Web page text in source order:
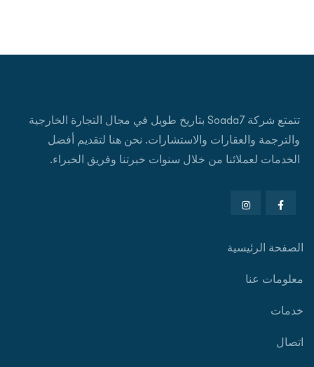
تتمتع شركة Soada7 بتاريخ طويل في مجال التجارة الخارجية
والترجمة والعقارات والاستشارات. نحن هنا لتقديم أفضل
الخدمات لعملائنا من خلال سنوات خبرتنا وفريق الخبراء.
الصفحة الرئيسية
معلومات عنا
خدمات
اتصال